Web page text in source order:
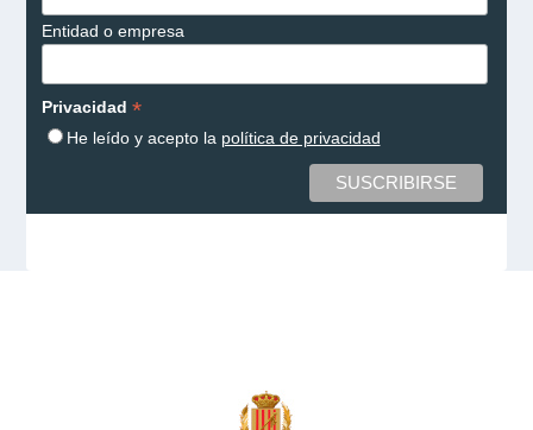
Entidad o empresa
Privacidad *
He leído y acepto la política de privacidad